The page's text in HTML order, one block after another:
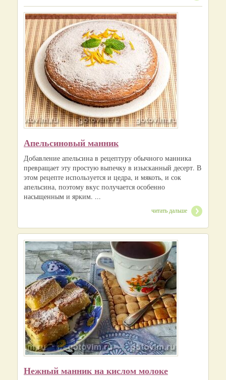
Апельсиновый манник
Добавление апельсина в рецептуру обычного манника
превращает эту простую выпечку в изысканный десерт. В
этом рецепте используется и цедра, и мякоть, и сок
апельсина, поэтому вкус получается особенно
насыщенным и ярким. ...
читать дальше
Нежный манник на кислом молоке